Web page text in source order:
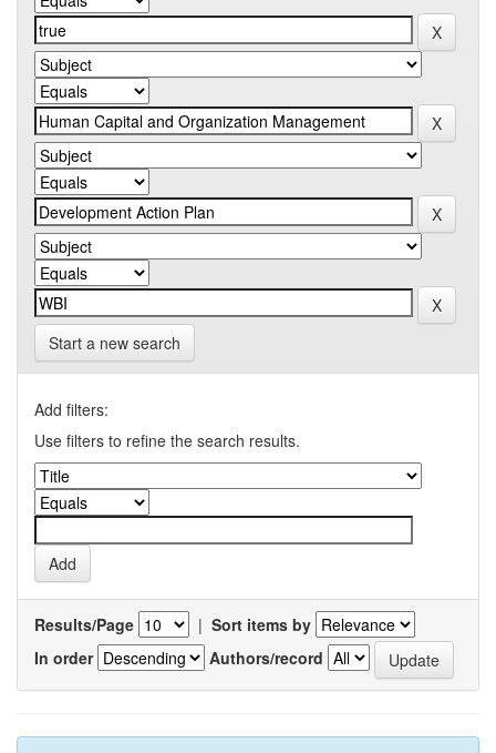
Start a new search
Add filters:
Use filters to refine the search results.
Results/Page | Sort items by
In order
Authors/record